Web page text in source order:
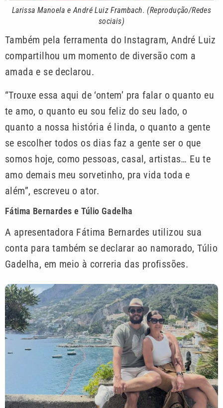
Larissa Manoela e André Luiz Frambach. (Reprodução/Redes
sociais)
Também pela ferramenta do Instagram, André Luiz
compartilhou um momento de diversão com a
amada e se declarou.
“Trouxe essa aqui de ‘ontem’ pra falar o quanto eu
te amo, o quanto eu sou feliz do seu lado, o
quanto a nossa história é linda, o quanto a gente
se escolher todos os dias faz a gente ser o que
somos hoje, como pessoas, casal, artistas… Eu te
amo demais meu sorvetinho, pra vida toda e
além”, escreveu o ator.
Fátima Bernardes e Túlio Gadelha
A apresentadora Fátima Bernardes utilizou sua
conta para também se declarar ao namorado, Túlio
Gadelha, em meio à correria das profissões.